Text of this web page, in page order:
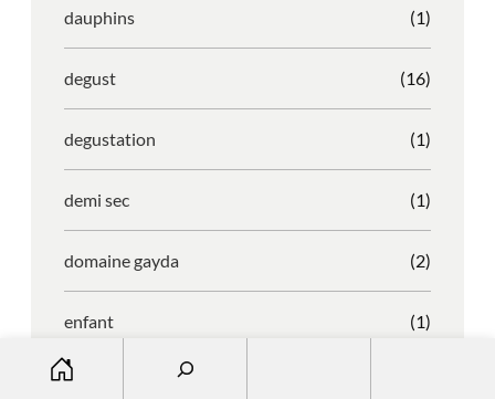
dauphins (1)
degust (16)
degustation (1)
demi sec (1)
domaine gayda (2)
enfant (1)
entreprise